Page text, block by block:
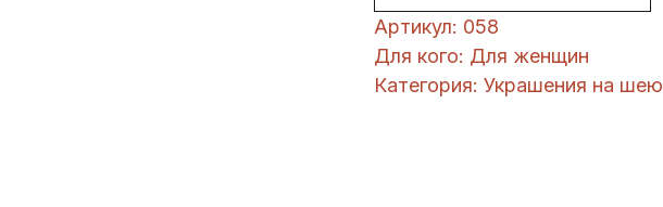
Артикул: 058
Для кого: Для женщин
Категория: Украшения на шею